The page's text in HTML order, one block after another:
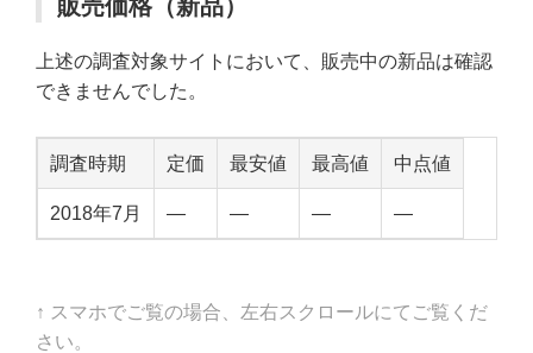
販売価格（新品）
上述の調査対象サイトにおいて、販売中の新品は確認
できませんでした。
調査時期 定価 最安値 最高値 中点値
2018年7月 — — — —
↑ スマホでご覧の場合、左右スクロールにてご覧くだ
さい。